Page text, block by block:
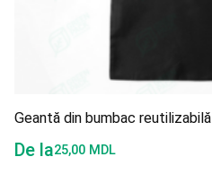
Geantă din bumbac reutilizabilă
De la25,00 MDL